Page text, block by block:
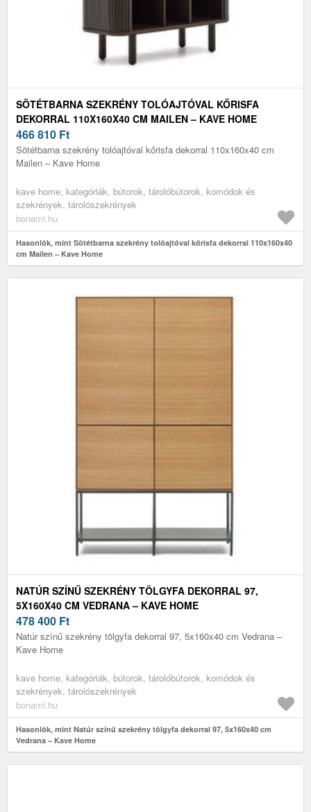
SÖTÉTBARNA SZEKRÉNY TOLÓAJTÓVAL KŐRISFA
DEKORRAL 110X160X40 CM MAILEN – KAVE HOME
466 810 Ft
Sötétbarna szekrény tolóajtóval kőrisfa dekorral 110x160x40 cm
Mailen – Kave Home
kave home, kategóriák, bútorok, tárolóbútorok, komódok és
szekrények, tárolószekrények
bonami.hu
Hasonlók, mint Sötétbarna szekrény tolóajtóval kőrisfa dekorral 110x160x40
cm Mailen – Kave Home
NATÚR SZÍNŰ SZEKRÉNY TÖLGYFA DEKORRAL 97,
5X160X40 CM VEDRANA – KAVE HOME
478 400 Ft
Natúr színű szekrény tölgyfa dekorral 97, 5x160x40 cm Vedrana –
Kave Home
kave home, kategóriák, bútorok, tárolóbútorok, komódok és
szekrények, tárolószekrények
bonami.hu
Hasonlók, mint Natúr színű szekrény tölgyfa dekorral 97, 5x160x40 cm
Vedrana – Kave Home